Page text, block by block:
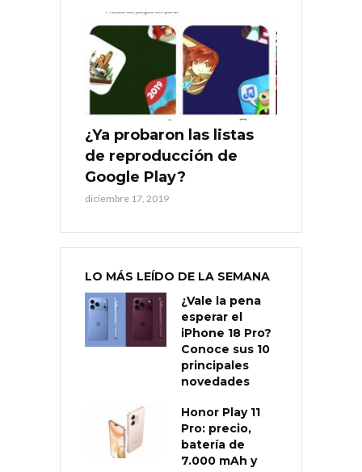
¿Ya probaron las listas
de reproducción de
Google Play?
diciembre 17, 2019
LO MÁS LEÍDO DE LA SEMANA
¿Vale la pena
esperar el
iPhone 18 Pro?
Conoce sus 10
principales
novedades
Honor Play 11
Pro: precio,
batería de
7.000 mAh y